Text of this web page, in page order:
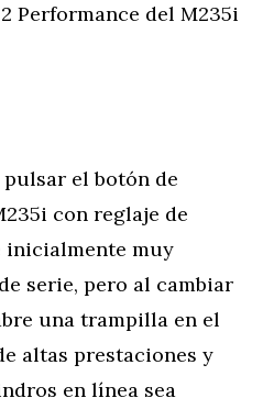
Performance del M235i
el botón de
con reglaje de
inicialmente muy
serie, pero al cambiar
una trampilla en el
altas prestaciones y
en línea sea